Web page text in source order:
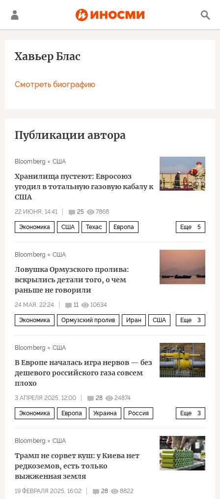
Хавьер Блас
Смотреть биографию
Публикации автора
Bloomberg США
Хранилища пустеют: Евросоюз
угодил в тотальную газовую кабалу к
США
22 ИЮНЯ, 14:41 25 7868
Еще 5
Экономика США Техас Европа
Bloomberg США
Ловушка Ормузского пролива:
вскрылись детали того, о чем
раньше не говорили
24 МАЯ, 22:24 11 10634
Еще 3
Экономика Ормузский пролив Иран США
Bloomberg
США
В Европе началась игра нервов — без
дешевого российского газа совсем
плохо
3 АПРЕЛЯ 2025, 12:00 28 24874
Еще 3
Экономика Европа Украина Россия
Bloomberg
США
Трамп не сорвет куш: у Киева нет
редкоземов, есть только
выжженная земля
19 ФЕВРАЛЯ 2025, 16:02 28 8822